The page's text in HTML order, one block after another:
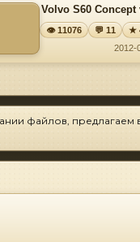
Volvo S60 Concept
👁 11076 💬 11
★
2012-
файлов, предлагаем